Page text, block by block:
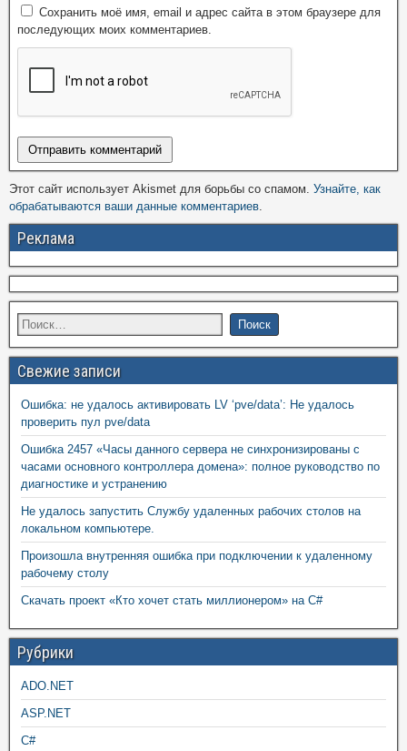
Сохранить моё имя, email и адрес сайта в этом браузере для
последующих моих комментариев.
Этот сайт использует Akismet для борьбы со спамом. Узнайте, как
обрабатываются ваши данные комментариев.
Реклама
Свежие записи
Ошибка: не удалось активировать LV ‘pve/data’: Не удалось
проверить пул pve/data
Ошибка 2457 «Часы данного сервера не синхронизированы с
часами основного контроллера домена»: полное руководство по
диагностике и устранению
Не удалось запустить Службу удаленных рабочих столов на
локальном компьютере.
Произошла внутренняя ошибка при подключении к удаленному
рабочему столу
Скачать проект «Кто хочет стать миллионером» на C#
Рубрики
ADO.NET
ASP.NET
C#